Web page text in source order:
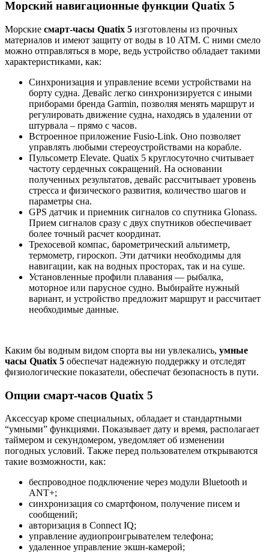
Морский навигационные функции Quatix 5
Морские смарт-часы Quatix 5 изготовлены из прочных
материалов и имеют защиту от воды в 10 ATM. С ними смело
можно отправляться в море, ведь устройство обладает такими
характеристиками, как:
Синхронизация и управление всеми устройствами на
борту судна. Девайс легко синхронизируется с иными
приборами бренда Garmin, позволяя менять маршрут и
регулировать движение судна, находясь в удалении от
штурвала – прямо с часов.
Встроенное приложение Fusio-Link. Оно позволяет
управлять любыми стереоустройствами на корабле.
Пульсометр Elevate. Quatix 5 круглосуточно считывает
частоту сердечных сокращений. На основании
полученных результатов, девайс рассчитывает уровень
стресса и физического развития, количество шагов и
параметры сна.
GPS датчик и приемник сигналов со спутника Glonass.
Прием сигналов сразу с двух спутников обеспечивает
более точный расчет координат.
Трехосевой компас, барометрический альтиметр,
термометр, гироскоп. Эти датчики необходимы для
навигации, как на водных просторах, так и на суше.
Установленные профили плавания — рыбалка,
моторное или парусное судно. Выбирайте нужный
вариант, и устройство предложит маршрут и рассчитает
необходимые данные.
Каким бы водным видом спорта вы ни увлекались, умные
часы Quatix 5 обеспечат надежную поддержку и отследят
физиологические показатели, обеспечат безопасность в пути.
Опции смарт-часов Quatix 5
Аксессуар кроме специальных, обладает и стандартными
“умными” функциями. Показывает дату и время, располагает
таймером и секундомером, уведомляет об изменении
погодных условий. Также перед пользователем открываются
такие возможности, как:
беспроводное подключение через модули Bluetooth и
ANT+;
синхронизация со смартфоном, получение писем и
сообщений;
авторизация в Connect IQ;
управление аудиопроигрывателем телефона;
удаленное управление экшн-камерой;